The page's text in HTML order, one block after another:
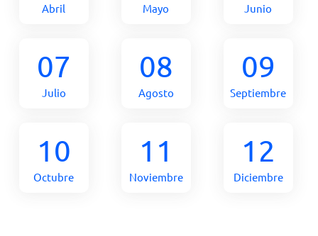
Abril Mayo Junio
07
Julio
08
Agosto
09
Septiembre
10
Octubre
11
Noviembre
12
Diciembre